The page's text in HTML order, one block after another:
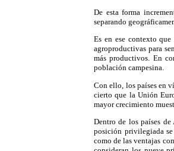
De esta forma
separando
Es en ese contexto que
agroproductivas para
más productivos. En
población campesina.
Con ello, los países en
cierto que la Unión
mayor crecimiento
Dentro de los países
posición privilegiada
como de las ventajas